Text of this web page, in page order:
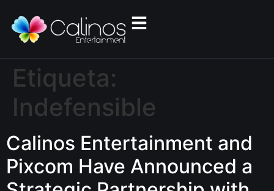
Etiqueta:
Indefensible
Calinos Entertainment and
Pixcom Have Announced a